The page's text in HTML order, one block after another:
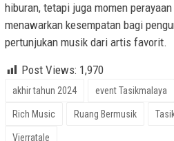
hiburan, tetapi juga momen
menawarkan kesempatan bagi
pertunjukan musik dari artis favorit.
Post Views: 1,970
akhir tahun 2024 event Tasikmalaya
Rich Music Ruang Bermusik
Vierratale